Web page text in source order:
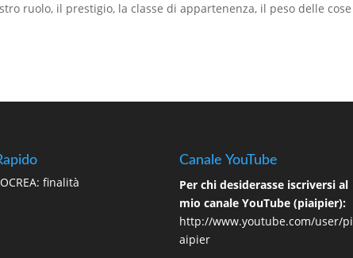
ruolo, il prestigio, la classe di appartenenza, il peso delle cose
finalità
Canale YouTube
Per chi desiderasse iscriversi al
mio canale YouTube (piaipier):
http://www.youtube.com/user/pi
aipier